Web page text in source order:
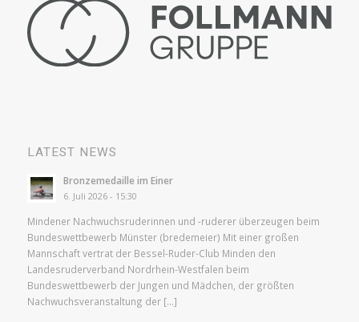
LATEST NEWS
Bronzemedaille im Einer
6. Juli 2026 - 15:30
Mindener Nachwuchsruderinnen und -ruderer überzeugen beim
Bundeswettbewerb Münster (bredemeier) Mit einer großen
Mannschaft vertrat der Bessel-Ruder-Club Minden den
Landesruderverband Nordrhein-Westfalen beim
Bundeswettbewerb der Jungen und Mädchen, der größten
Nachwuchsveranstaltung der […]